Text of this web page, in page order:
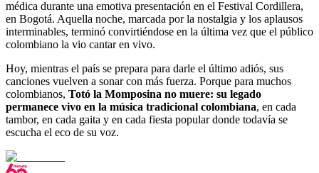
médica durante una emotiva presentación en el Festival Cordillera,
en Bogotá. Aquella noche, marcada por la nostalgia y los aplausos
interminables, terminó convirtiéndose en la última vez que el público
colombiano la vio cantar en vivo.
Hoy, mientras el país se prepara para darle el último adiós, sus
canciones vuelven a sonar con más fuerza. Porque para muchos
colombianos, Totó la Momposina no muere: su legado
permanece vivo en la música tradicional colombiana, en cada
tambor, en cada gaita y en cada fiesta popular donde todavía se
escucha el eco de su voz.